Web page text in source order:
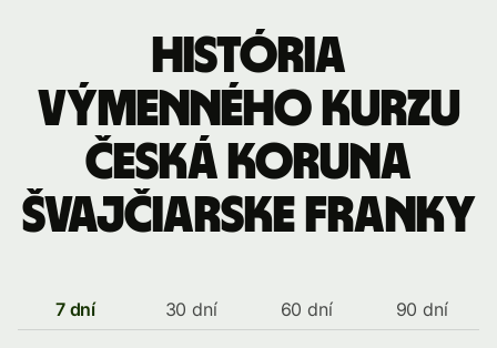
História
výmenného kurzu
Česká koruna
švajčiarske franky
7 dní 30 dní 60 dní 90 dní